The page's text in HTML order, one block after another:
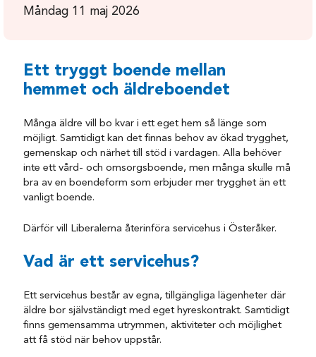
Måndag 11 maj 2026
Ett tryggt boende mellan
hemmet och äldreboendet
Många äldre vill bo kvar i ett eget hem så länge som
möjligt. Samtidigt kan det finnas behov av ökad trygghet,
gemenskap och närhet till stöd i vardagen. Alla behöver
inte ett vård- och omsorgsboende, men många skulle må
bra av en boendeform som erbjuder mer trygghet än ett
vanligt boende.
Därför vill Liberalerna återinföra servicehus i Österåker.
Vad är ett servicehus?
Ett servicehus består av egna, tillgängliga lägenheter där
äldre bor självständigt med eget hyreskontrakt. Samtidigt
finns gemensamma utrymmen, aktiviteter och möjlighet
att få stöd när behov uppstår.